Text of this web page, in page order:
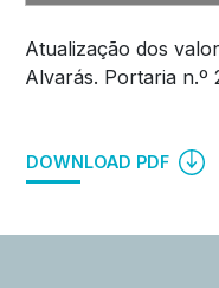
Atualização dos
Alvarás. Portaria n.º
DOWNLOAD PDF